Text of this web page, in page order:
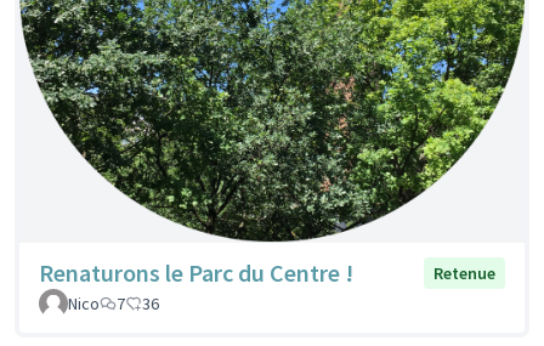
Renaturons le Parc du Centre !
Retenue
Nico
7 36